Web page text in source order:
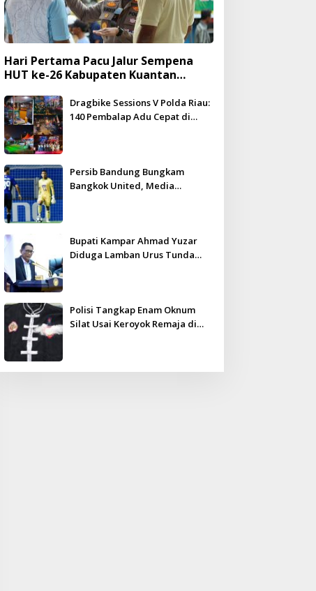
Hari Pertama Pacu Jalur Sempena
HUT ke-26 Kabupaten Kuantan
Kondusif
Dragbike Sessions V Polda Riau:
140 Pembalap Adu Cepat di
Persib Bandung Bungkam
Bangkok United, Media
Bupati Kampar Ahmad Yuzar
Diduga Lamban Urus Tunda
Polisi Tangkap Enam Oknum
Silat Usai Keroyok Remaja di